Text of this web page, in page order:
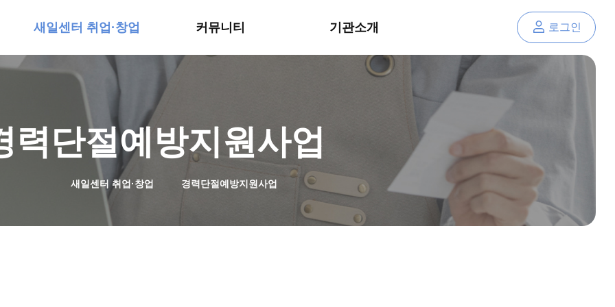
로그인
새일센터 취업·창업 커뮤니티 기관소개
력단절예방지원사업
새일센터 취업·창업 경력단절예방지원사업